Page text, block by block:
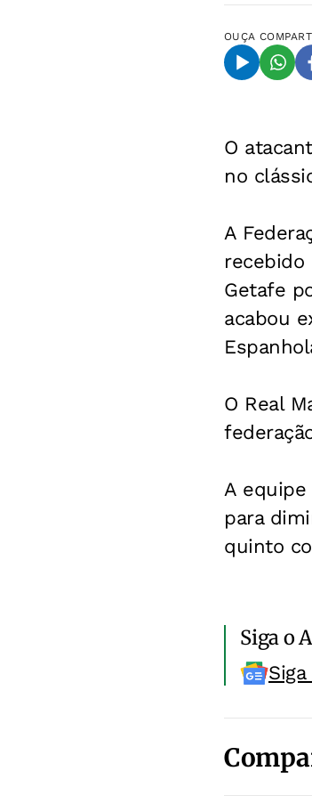
OUÇA
O
no
A
recebido
Getafe
acabou
O Real
A equipe
para
quinto
Siga o